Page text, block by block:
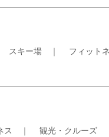
スキー場 ｜ フィット
ス ｜ 観光・クルーズ